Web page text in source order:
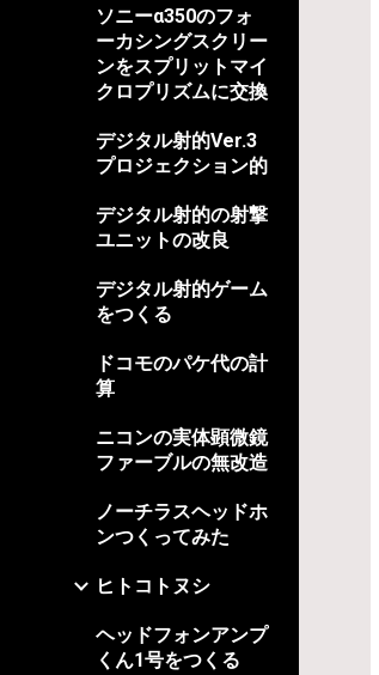
ソニーα350のフォ
ーカシングスクリー
ンをスプリットマイ
クロプリズムに交換
デジタル射的Ver.3
プロジェクション的
デジタル射的の射撃
ユニットの改良
デジタル射的ゲーム
をつくる
ドコモのパケ代の計
算
ニコンの実体顕微鏡
ファーブルの無改造
ノーチラスヘッドホ
ンつくってみた
ヒトコトヌシ
ヘッドフォンアンプ
くん1号をつくる